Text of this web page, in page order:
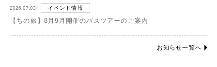
2026.07.03 イベント情報
【ちの旅】8月9月開催のバスツアーのご案内
お知らせ一覧へ